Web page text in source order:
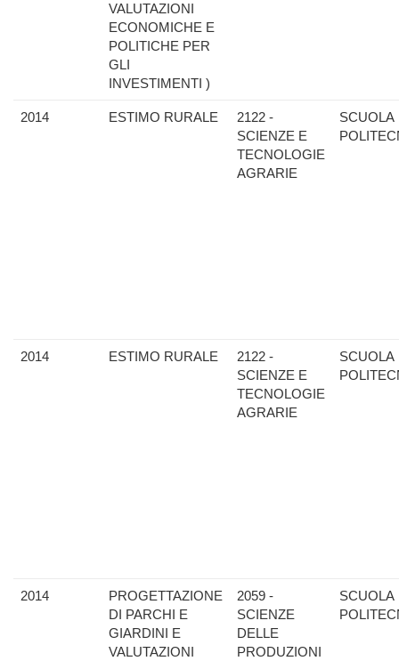
VALUTAZIONI
ECONOMICHE E
POLITICHE PER
GLI
INVESTIMENTI )
2014 ESTIMO RURALE
2122 -
SCIENZE E
TECNOLOGIE
AGRARIE
SCUOLA
2014 ESTIMO RURALE
2122 -
SCIENZE E
TECNOLOGIE
AGRARIE
SCUOLA
2014
PROGETTAZIONE
DI PARCHI E
GIARDINI E
VALUTAZIONI
2059 -
SCIENZE
DELLE
PRODUZIONI
SCUOLA